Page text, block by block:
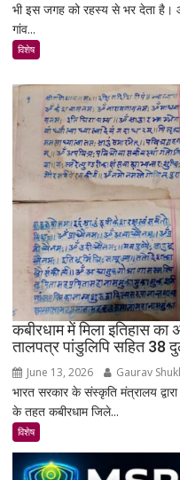
भी इस जगह को रहस्य से भर देता
गांव...
विशेष
कबीरधाम में मिला इतिहास का
तालपत्र पांडुलिपि सहित 38
June 13, 2026 Gaurav
भारत सरकार के संस्कृति मंत्रालय द्वारा
के तहत कबीरधाम जिले...
विशेष